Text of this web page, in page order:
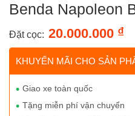
Benda Napoleon
Đặt cọc: 20.000.000 ₫
KHUYẾN MÃI CHO SẢN
Giao xe toàn quốc
Tặng miễn phí vận chuyển